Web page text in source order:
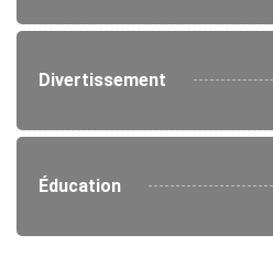
Divertissement
Éducation